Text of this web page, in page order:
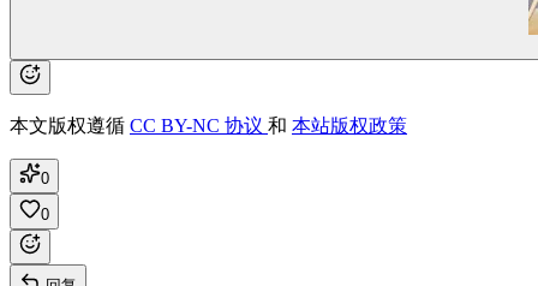
本文版权遵循 CC BY-NC 协议 和 本站版权政策
0
0